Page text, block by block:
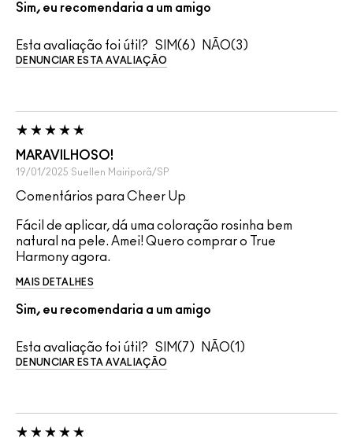
Sim, eu recomendaria a um amigo
Esta avaliação foi útil? 6 3
DENUNCIAR ESTA AVALIAÇÃO
MARAVILHOSO!
19/01/2025 Suellen Mairiporã/SP
Comentários para Cheer Up
Fácil de aplicar, dá uma coloração rosinha bem
natural na pele. Amei! Quero comprar o True
Harmony agora.
MAIS DETALHES
Sim, eu recomendaria a um amigo
Esta avaliação foi útil? 7 1
DENUNCIAR ESTA AVALIAÇÃO